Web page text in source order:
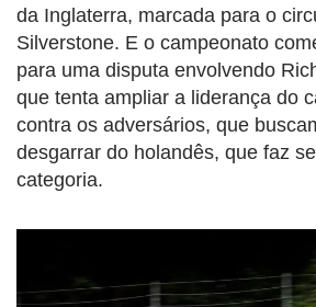
da Inglaterra, marcada para o
Silverstone. E o campeonato
para uma disputa envolvendo
que tenta ampliar a liderança do
contra os adversários, que
desgarrar do holandês, que faz
categoria.